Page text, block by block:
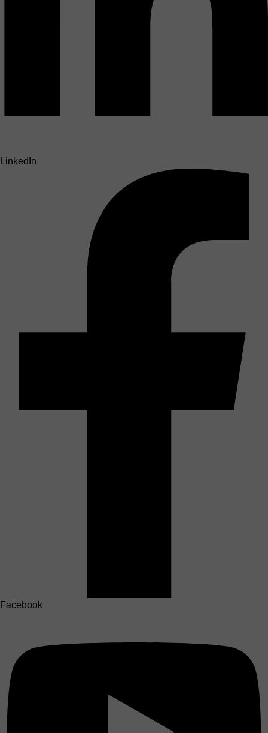
LinkedIn
Facebook